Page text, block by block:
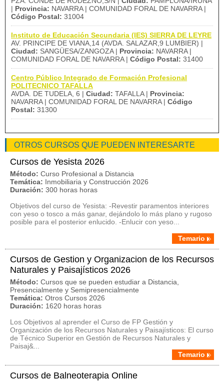
| Provincia: NAVARRA | COMUNIDAD FORAL DE NAVARRA |
Código Postal: 31004
Instituto de Educación Secundaria (IES) SIERRA DE LEYRE
AV. PRINCIPE DE VIANA,14 (AVDA. SALAZAR,9 LUMBIER) |
Ciudad: SANGÜESA/ZANGOZA | Provincia: NAVARRA |
COMUNIDAD FORAL DE NAVARRA | Código Postal: 31400
Centro Público Integrado de Formación Profesional
POLITECNICO TAFALLA
AVDA. DE TUDELA, 6 | Ciudad: TAFALLA | Provincia:
NAVARRA | COMUNIDAD FORAL DE NAVARRA | Código
Postal: 31300
OTROS CURSOS QUE PUEDEN INTERESARTE
Cursos de Yesista 2026
Método: Curso Profesional a Distancia
Temática: Inmobiliaria y Construcción 2026
Duración: 300 horas horas
Objetivos del curso de Yesista: -Revestir paramentos interiores
con yeso o tosco a más ganar, dejándolo lo más plano y rugoso
posible para el posterior enlucido. -Enlucir con yeso...
Temario
Cursos de Gestion y Organizacion de los Recursos
Naturales y Paisajísticos 2026
Método: Cursos que se pueden estudiar a Distancia,
Presencialmente y Semipresencialmente
Temática: Otros Cursos 2026
Duración: 1620 horas horas
Los Objetivos al aprender el Curso de FP Gestión y
Organización de los Recursos Naturales y Paisajísticos: El curso
de Técnico Superior en Gestión de Recursos Naturales y
Paisaj&...
Temario
Cursos de Balneoterapia Online